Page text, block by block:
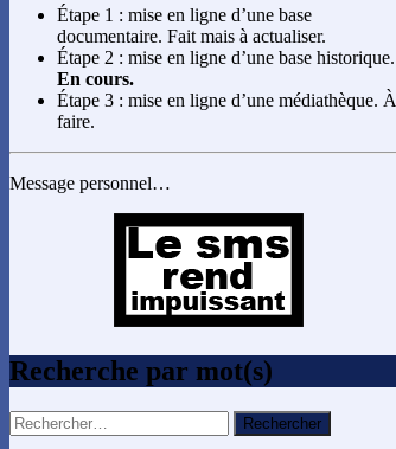
Étape 1 : mise en ligne d’une base
documentaire. Fait mais à actualiser.
Étape 2 : mise en ligne d’une base historique.
En cours.
Étape 3 : mise en ligne d’une médiathèque. À
faire.
Message personnel…
Recherche par mot(s)
Rechercher :